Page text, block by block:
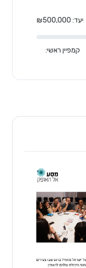
יעד: ₪500,000
קמפיין ראשי: